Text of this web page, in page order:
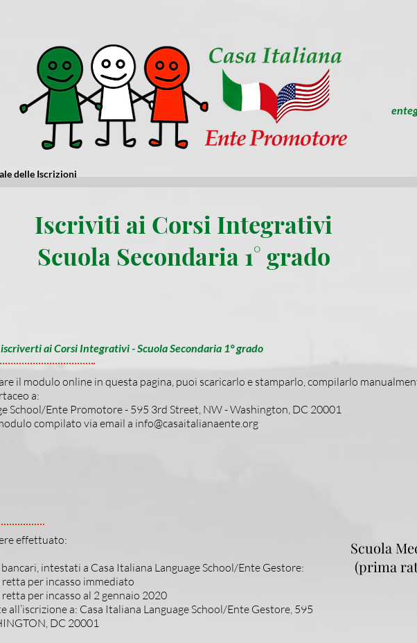
Iscriviti ai Corsi Integrativi
Scuola Secondaria 1° grado
delle Iscrizioni
Scuola
(prima
ai Corsi Integrativi - Scuola Secondaria 1° grado
il modulo online in questa pagina, puoi scaricarlo e stamparlo, compilarlo
a:
School/Ente Promotore - 595 3rd Street, NW - Washington, DC 20001
compilato via email a info@casaitalianaente.org
effettuato:
intestati a Casa Italiana Language School/Ente Gestore:
retta per incasso immediato
retta per incasso al 2 gennaio 2020
all’iscrizione a: Casa Italiana Language School/Ente Gestore, 595
DC 20001